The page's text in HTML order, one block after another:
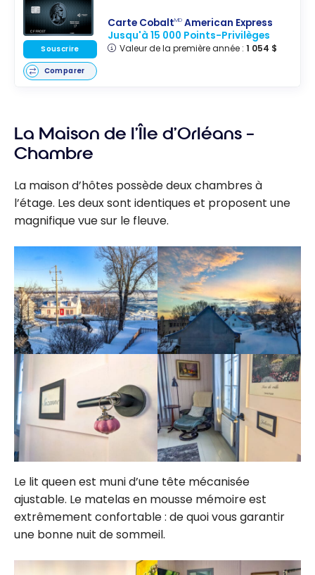
Carte CobaltMD American Express
Jusqu'à 15 000 Points-Privilèges
Valeur de la première année : 1 054 $
Souscrire
Comparer
La Maison de l’Île d’Orléans –
Chambre
La maison d’hôtes possède deux chambres à
l’étage. Les deux sont identiques et proposent une
magnifique vue sur le fleuve.
Le lit queen est muni d’une tête mécanisée
ajustable. Le matelas en mousse mémoire est
extrêmement confortable : de quoi vous garantir
une bonne nuit de sommeil.